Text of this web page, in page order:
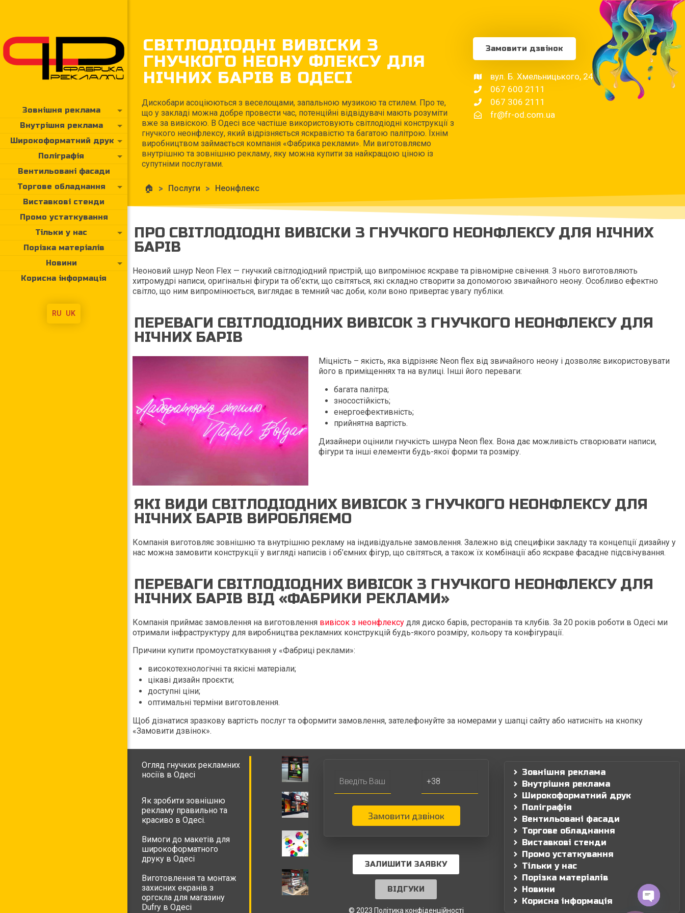
Зовнішня реклама
Внутрішня реклама
Широкоформатний друк
Поліграфія
Вентильовані фасади
Торгове обладнання
Виставкові стенди
Промо устаткування
Тільки у нас
Порізка матеріалів
Новини
Корисна інформація
RU UK
СВІТЛОДІОДНІ ВИВІСКИ З
ГНУЧКОГО НЕОНУ ФЛЕКСУ ДЛЯ
НІЧНИХ БАРІВ В ОДЕСІ
Дискобари асоціюються з веселощами, запальною музикою та стилем. Про те,
що у закладі можна добре провести час, потенційні відвідувачі мають розуміти
вже за вивіскою. В Одесі все частіше використовують світлодіодні конструкції з
гнучкого неонфлексу, який відрізняється яскравістю та багатою палітрою. Їхнім
виробництвом займається компанія «Фабрика реклами». Ми виготовляємо
внутрішню та зовнішню рекламу, яку можна купити за найкращою ціною із
супутніми послугами.
🏠 > Послуги > Неонфлекс
Замовити дзвінок
вул. Б. Хмельницького, 24
067 600 2111
067 306 2111
fr@fr-od.com.ua
ПРО СВІТЛОДІОДНІ ВИВІСКИ З ГНУЧКОГО НЕОНФЛЕКСУ ДЛЯ НІЧНИХ
БАРІВ
Неоновий шнур Neon Flex — гнучкий світлодіодний пристрій, що випромінює яскраве та рівномірне свічення. З нього виготовляють
хитромудрі написи, оригінальні фігури та об’єкти, що світяться, які складно створити за допомогою звичайного неону. Особливо ефектно
світло, що ним випромінюється, виглядає в темний час доби, коли воно привертає увагу публіки.
ПЕРЕВАГИ СВІТЛОДІОДНИХ ВИВІСОК З ГНУЧКОГО НЕОНФЛЕКСУ ДЛЯ
НІЧНИХ БАРІВ
Міцність – якість, яка відрізняє Neon flex від звичайного неону і дозволяє використовувати
його в приміщеннях та на вулиці. Інші його переваги:
багата палітра;
зносостійкість;
енергоефективність;
прийнятна вартість.
Дизайнери оцінили гнучкість шнура Neon flex. Вона дає можливість створювати написи,
фігури та інші елементи будь-якої форми та розміру.
ЯКІ ВИДИ СВІТЛОДІОДНИХ ВИВІСОК З ГНУЧКОГО НЕОНФЛЕКСУ ДЛЯ
НІЧНИХ БАРІВ ВИРОБЛЯЄМО
Компанія виготовляє зовнішню та внутрішню рекламу на індивідуальне замовлення. Залежно від специфіки закладу та концепції дизайну у
нас можна замовити конструкції у вигляді написів і об’ємних фігур, що світяться, а також їх комбінації або яскраве фасадне підсвічування.
ПЕРЕВАГИ СВІТЛОДІОДНИХ ВИВІСОК З ГНУЧКОГО НЕОНФЛЕКСУ ДЛЯ
НІЧНИХ БАРІВ ВІД «ФАБРИКИ РЕКЛАМИ»
Компанія приймає замовлення на виготовлення вивісок з неонфлексу для диско барів, ресторанів та клубів. За 20 років роботи в Одесі ми
отримали інфраструктуру для виробництва рекламних конструкцій будь-якого розміру, кольору та конфігурації.
Причини купити промоустаткування у «Фабриці реклами»:
високотехнологічні та якісні матеріали;
цікаві дизайн проєкти;
доступні ціни;
оптимальні терміни виготовлення.
Щоб дізнатися зразкову вартість послуг та оформити замовлення, зателефонуйте за номерами у шапці сайту або натисніть на кнопку
«Замовити дзвінок».
Огляд гнучких рекламних
носіїв в Одесі
Як зробити зовнішню
рекламу правильно та
красиво в Одесі.
Вимоги до макетів для
широкоформатного
друку в Одесі
Виготовлення та монтаж
захисних екранів з
оргскла для магазину
Dufry в Одесі
Замовити дзвінок
ЗАЛИШИТИ ЗАЯВКУ
ВІДГУКИ
© 2023 Політика конфіденційності
Зовнішня реклама
Внутрішня реклама
Широкоформатний друк
Поліграфія
Вентильовані фасади
Торгове обладнання
Виставкові стенди
Промо устаткування
Тільки у нас
Порізка матеріалів
Новини
Корисна інформація
Open chaty